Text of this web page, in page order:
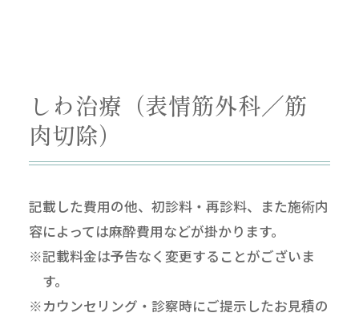
しわ治療（表情筋外科／筋
肉切除）
記載した費用の他、初診料・再診料、また施術内
容によっては麻酔費用などが掛かります。
※記載料金は予告なく変更することがございま
す。
※カウンセリング・診察時にご提示したお見積の